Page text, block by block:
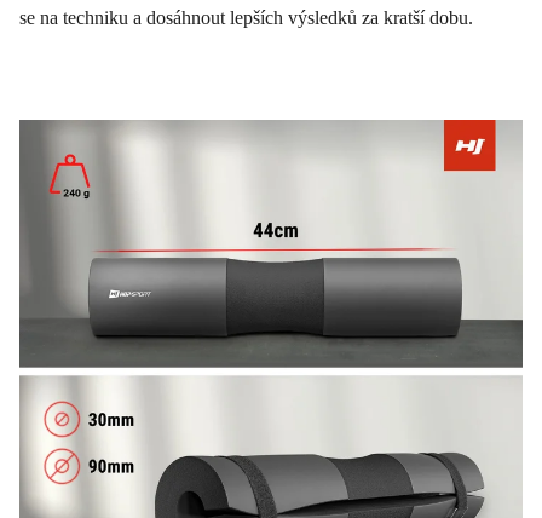
se na techniku ​​a dosáhnout lepších výsledků za kratší dobu.